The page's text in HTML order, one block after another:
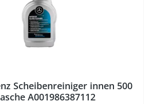
Scheibenreiniger innen 500
A001986387112